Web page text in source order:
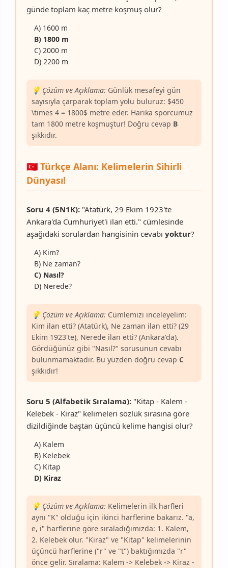
günde toplam kaç metre koşmuş olur?
A) 1600 m
B) 1800 m
C) 2000 m
D) 2200 m
💡 Çözüm ve Açıklama: Günlük mesafeyi gün
sayısıyla çarparak toplam yolu buluruz: $450
\times 4 = 1800$ metre eder. Harika sporcumuz
tam 1800 metre koşmuştur! Doğru cevap B
şıkkıdır.
🇹🇷 Türkçe Alanı: Kelimelerin Sihirli
Dünyası!
Soru 4 (5N1K): "Atatürk, 29 Ekim 1923'te
Ankara'da Cumhuriyet'i ilan etti." cümlesinde
aşağıdaki sorulardan hangisinin cevabı yoktur?
A) Kim?
B) Ne zaman?
C) Nasıl?
D) Nerede?
💡 Çözüm ve Açıklama: Cümlemizi inceleyelim:
Kim ilan etti? (Atatürk), Ne zaman ilan etti? (29
Ekim 1923'te), Nerede ilan etti? (Ankara'da).
Gördüğünüz gibi "Nasıl?" sorusunun cevabı
bulunmamaktadır. Bu yüzden doğru cevap C
şıkkıdır!
Soru 5 (Alfabetik Sıralama): "Kitap - Kalem -
Kelebek - Kiraz" kelimeleri sözlük sırasına göre
dizildiğinde baştan üçüncü kelime hangisi olur?
A) Kalem
B) Kelebek
C) Kitap
D) Kiraz
💡 Çözüm ve Açıklama: Kelimelerin ilk harfleri
aynı "K" olduğu için ikinci harflerine bakarız. "a,
e, i" harflerine göre sıraladığımızda: 1. Kalem,
2. Kelebek olur. "Kiraz" ve "Kitap" kelimelerinin
üçüncü harflerine ("r" ve "t") baktığımızda "r"
önce gelir. Sıralama: Kalem -> Kelebek -> Kiraz -